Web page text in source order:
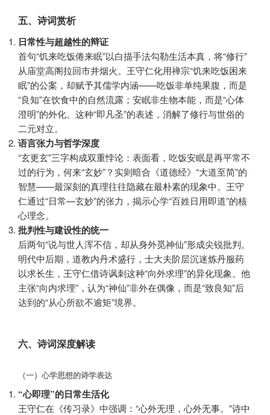
五、诗词赏析
日常性与超越性的辩证
首句“饥来吃饭倦来眠”以白描手法勾勒生活本真，将“修行”
从庙堂高阁拉回市井烟火。王守仁化用禅宗“饥来吃饭困来
眠”的公案，却赋予其儒学内涵——吃饭非单纯果腹，而是
“良知”在饮食中的自然流露；安眠非生物本能，而是“心体
澄明”的外化。这种“即凡圣”的表述，消解了修行与世俗的
二元对立。
语言张力与哲学深度
“玄更玄”三字构成双重悖论：表面看，吃饭安眠是再平常不
过的行为，何来“玄妙”？实则暗合《道德经》“大道至简”的
智慧——最深刻的真理往往隐藏在最朴素的现象中。王守
仁通过“日常—玄妙”的张力，揭示心学“百姓日用即道”的核
心理念。
批判性与建设性的统一
后两句“说与世人浑不信，却从身外觅神仙”形成尖锐批判。
明代中后期，道教内丹术盛行，士大夫阶层沉迷炼丹服药
以求长生，王守仁借诗讽刺这种“向外求理”的异化现象。他
主张“向内求理”，认为“神仙”非外在偶像，而是“致良知”后
达到的“从心所欲不逾矩”境界。
六、诗词深度解读
（一）心学思想的诗学表达
“心即理”的日常生活化
王守仁在《传习录》中强调：“心外无理，心外无事。”诗中